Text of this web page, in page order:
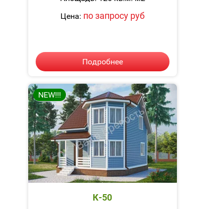
Цена: по запросу руб
Подробнее
К-50
NEW!!!